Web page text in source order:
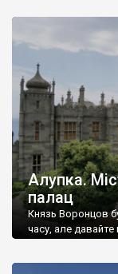
Алупка.
палац
Князь Воронцов
часу, але